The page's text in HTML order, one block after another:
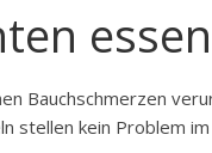
essen
Bauchschmerzen
stellen kein Problem